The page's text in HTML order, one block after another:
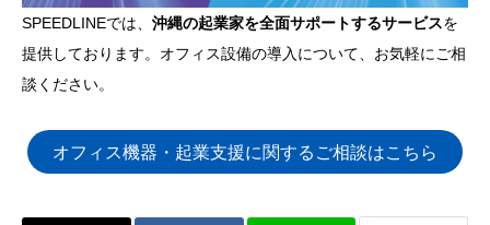
SPEEDLINEでは、 沖縄の起業家を全面サポートするサービスを
提供しております。オフィス設備の導入について、お気軽にご相
談ください。
オフィス機器・起業支援に関するご相談はこちら